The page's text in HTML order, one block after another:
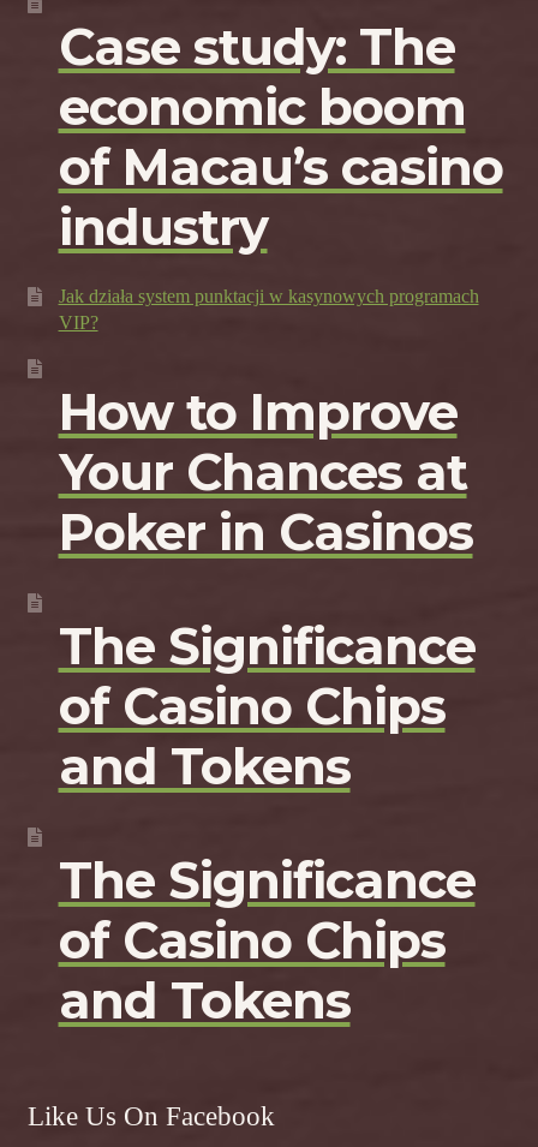
Case study: The
economic boom
of Macau’s casino
industry
Jak działa system punktacji w kasynowych programach
VIP?
How to Improve
Your Chances at
Poker in Casinos
The Significance
of Casino Chips
and Tokens
The Significance
of Casino Chips
and Tokens
Like Us On Facebook